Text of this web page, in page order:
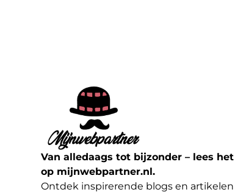
Van alledaags tot bijzonder – lees het
op mijnwebpartner.nl.
Ontdek inspirerende blogs en artikelen